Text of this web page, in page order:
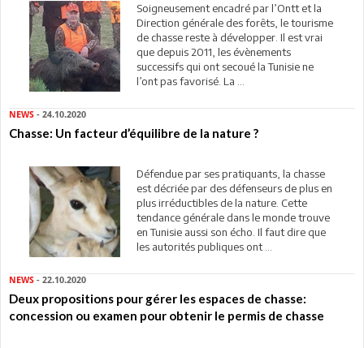
Soigneusement encadré par l’Ontt et la
Direction générale des forêts, le tourisme
de chasse reste à développer. Il est vrai
que depuis 2011, les évènements
successifs qui ont secoué la Tunisie ne
l’ont pas favorisé. La ...
NEWS - 24.10.2020
Chasse: Un facteur d’équilibre de la nature ?
Défendue par ses pratiquants, la chasse
est décriée par des défenseurs de plus en
plus irréductibles de la nature. Cette
tendance générale dans le monde trouve
en Tunisie aussi son écho. Il faut dire que
les autorités publiques ont ...
NEWS - 22.10.2020
Deux propositions pour gérer les espaces de chasse:
concession ou examen pour obtenir le permis de chasse